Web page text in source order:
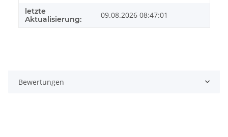
letzte
Aktualisierung:
09.08.2026 08:47:01
Bewertungen